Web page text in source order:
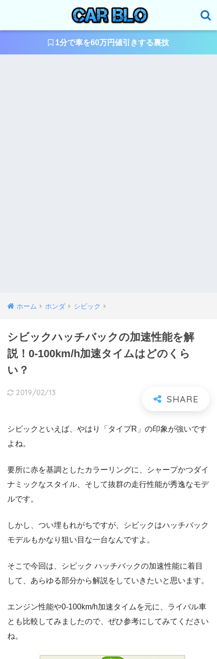
1分で車を60万円値引きする裏技
ホーム ホンダ シビック
シビックハッチバックの加速性能を解
説！0-100km/h加速タイムはどのくら
い？
2019/02/13
シビックといえば、やはり「タイプR」の印象が強いです
よね。
要所に赤を基調としたカラーリングに、シャープかつダイ
ナミックなスタイル、そして抜群の走行性能が秀逸なモデ
ルです。
しかし、つい埋もれがちですが、シビックはハッチバック
モデルもかなり狙い目な一台なんですよ。
そこで今回は、シビック ハッチバックの加速性能に着目
して、あらゆる部分から解説をしていきたいと思います。
エンジン性能や0-100km/h加速タイムを元に、ライバル車
とも比較してみましたので、ぜひ参考にしてみてください
ね。